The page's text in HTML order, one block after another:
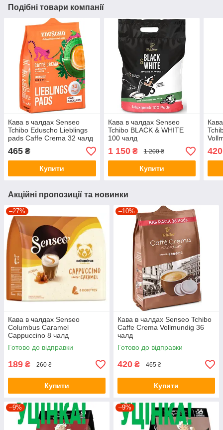
Подібні товари компанії
Кава в чалдах Senseo
Tchibo Eduscho Lieblings
pads Caffe Crema 32 чалд
465 ₴
Купити
Кава в чалдах Senseo
Tchibo BLACK & WHITE
100 чалд
1 150₴ 1 200 ₴
Купити
420
Акційні пропозиції та новинки
–27%
Кава в чалдах Senseo
Columbus Caramel
Cappuccino 8 чалд
Готово до відправки
189 ₴ 260 ₴
Купити
–10%
Кава в чалдах Senseo Tchibo
Caffe Crema Vollmundig 36
чалд
Готово до відправки
420 ₴ 465 ₴
Купити
–9% –9%